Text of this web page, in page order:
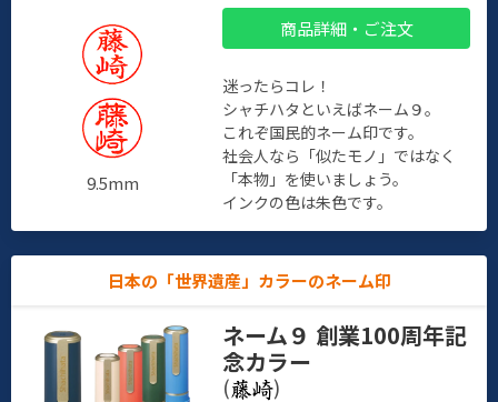
9.5mm
商品詳細・ご注文
迷ったらコレ！
シャチハタといえばネーム９。
これぞ国民的ネーム印です。
社会人なら「似たモノ」ではなく
「本物」を使いましょう。
インクの色は朱色です。
日本の「世界遺産」カラーのネーム印
ネーム９ 創業100周年記
念カラー
(
)